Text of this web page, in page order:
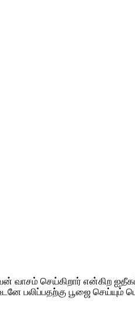
செய்கிறார் என்கிற ஐதீகம்
பலிப்பதற்கு பூஜை